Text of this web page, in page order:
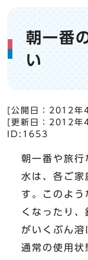
朝一番
い
[公開日： 2012年
[更新日： 2012年
ID:1653
朝一番や旅行
水は、各ご家
す。このよう
くなったり
がいくぶん溶
通常の使用状